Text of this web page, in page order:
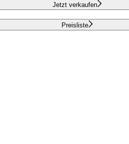
Jetzt verkaufen
Preisliste